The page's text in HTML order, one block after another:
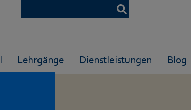
Lehrgänge Dienstleistungen Blog